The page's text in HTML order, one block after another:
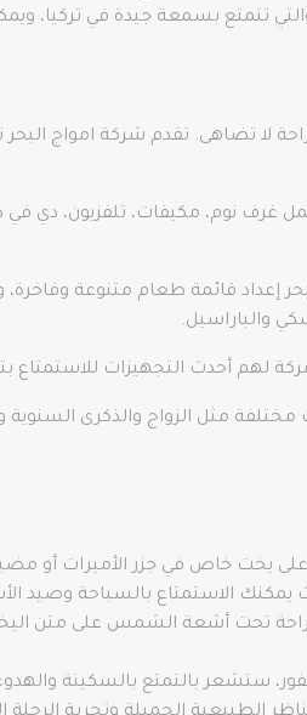
تتمتع بسمعة جيدة في تركيا،
لا تضاهى. تقدم شركة امواج
غرف نوم، مكيفات، تلفزيون، دي
إعداد قائمة طعام متنوعة
والباراسيل.
لهم أحدث التجهيزات للاستمتاع
مثل الزواج والذكرى السنوية
على يخت خاص في جزر الأميرات أو
يمكنك الاستمتاع بالسباحة وصيد
تحت أشعة الشمس على متن
ستشعر بالتمتع بالسكينة والهدوء